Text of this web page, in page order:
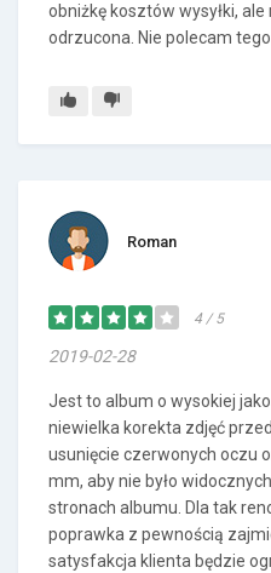
obniżkę kosztów wysyłki,
odrzucona. Nie polecam
Roman
4 / 5
2019-02-28
Jest to album o wysokiej
niewielka korekta zdjęć
usunięcie czerwonych oczu
mm, aby nie było
stronach albumu. Dla tak
poprawka z pewnością
satysfakcja klienta będzie